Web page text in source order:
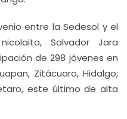
entre la Sedesol y el
Salvador Jara
de 298 jóvenes en
Zitácuaro, Hidalgo,
este último de alta